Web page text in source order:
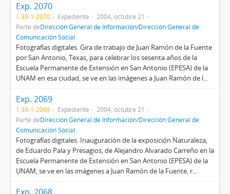
Exp. 2070
1.39-1-2070 Expediente
2004, octubre 21
Parte deDirección General de Información/Dirección General de
Comunicación Social
Fotografías digitales. Gira de trabajo de Juan Ramón de la Fuente
por San Antonio, Texas, para celebrar los sesenta años de la
Escuela Permanente de Extensión en San Antonio (EPESA) de la
UNAM en esa ciudad, se ve en las imágenes a Juan Ramón de l...
Exp. 2069
1.39-1-2069 Expediente
2004, octubre 21
Parte deDirección General de Información/Dirección General de
Comunicación Social
Fotografías digitales. Inauguración de la exposición Naturaleza,
de Eduardo Pala y Presagios, de Alejandro Alvarado Carreño en la
Escuela Permanente de Extensión en San Antonio (EPESA) de la
UNAM, se ve en las imágenes a Juan Ramón de la Fuente, r...